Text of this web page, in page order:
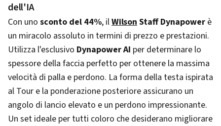
dell'IA
Con uno sconto del 44%, ilWilsonStaff Dynapowerè
un miracolo assoluto in termini di prezzo e prestazioni.
Utilizza l'esclusivo Dynapower AI per determinare lo
spessore della faccia perfetto per ottenere la massima
velocità di palla e perdono. La forma della testa ispirata
al Tour e la ponderazione posteriore assicurano un
angolo di lancio elevato e un perdono impressionante.
Un set ideale per tutti coloro che desiderano migliorare